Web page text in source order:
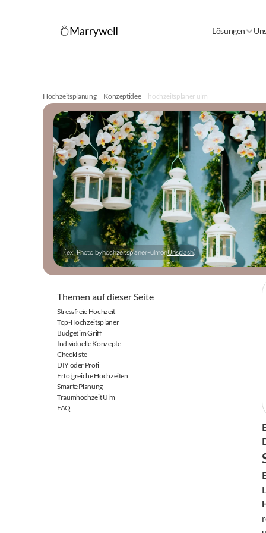
Lösungen
Hochzeitsplanung Konzeptidee hochzeitsplaner ulm
(ex: Photo byhochzeitsplaner-ulmonUnsplash)
Themen auf dieser Seite
Stressfreie Hochzeit
Top-Hochzeitsplaner
Budget im Griff
Individuelle Konzepte
Checkliste
DIY oder Profi
Erfolgreiche Hochzeiten
Smarte Planung
Traumhochzeit Ulm
FAQ